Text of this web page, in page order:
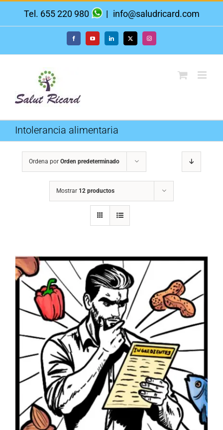
Tel. 655 220 980 | info@saludricard.com
FacebookYouTube LinkedIn X Instagram
Intolerancia alimentaria
Ordena por Orden predeterminado
Mostrar 12 productos